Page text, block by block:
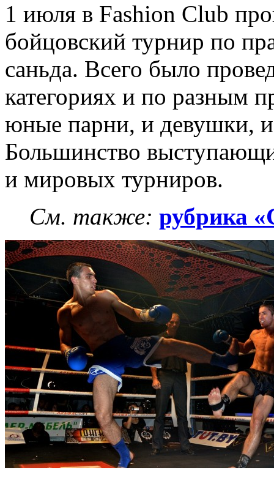
1 июля в Fashion Club
бойцовский турнир по
саньда. Всего было
категориях и по разным
юные парни, и девушки,
Большинство
и мировых турниров.
См. также: рубрика